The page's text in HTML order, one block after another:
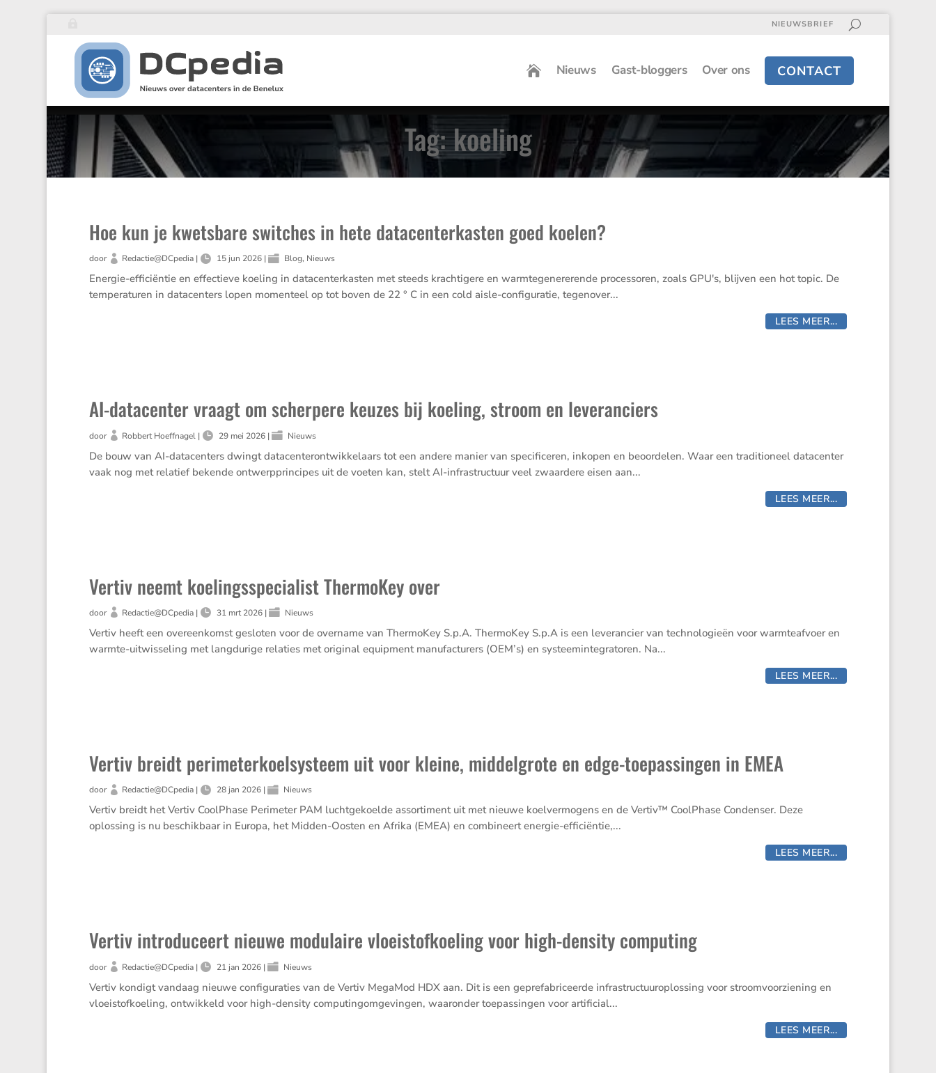
NIEUWSBRIEF
Nieuws Gast-bloggers Over ons CONTACT
Tag: koeling
Hoe kun je kwetsbare switches in hete datacenterkasten goed koelen?
door Redactie@DCpedia| 15 jun 2026| Blog, Nieuws
Energie-efficiëntie en effectieve koeling in datacenterkasten met steeds krachtigere en warmtegenererende processoren, zoals GPU's, blijven een hot topic. De
temperaturen in datacenters lopen momenteel op tot boven de 22 ° C in een cold aisle-configuratie, tegenover...
LEES MEER...
AI-datacenter vraagt om scherpere keuzes bij koeling, stroom en leveranciers
door Robbert Hoeffnagel| 29 mei 2026| Nieuws
De bouw van AI-datacenters dwingt datacenterontwikkelaars tot een andere manier van specificeren, inkopen en beoordelen. Waar een traditioneel datacenter
vaak nog met relatief bekende ontwerpprincipes uit de voeten kan, stelt AI-infrastructuur veel zwaardere eisen aan...
LEES MEER...
Vertiv neemt koelingsspecialist ThermoKey over
door Redactie@DCpedia| 31 mrt 2026| Nieuws
Vertiv heeft een overeenkomst gesloten voor de overname van ThermoKey S.p.A. ThermoKey S.p.A is een leverancier van technologieën voor warmteafvoer en
warmte-uitwisseling met langdurige relaties met original equipment manufacturers (OEM’s) en systeemintegratoren. Na...
LEES MEER...
Vertiv breidt perimeterkoelsysteem uit voor kleine, middelgrote en edge-toepassingen in EMEA
door Redactie@DCpedia| 28 jan 2026| Nieuws
Vertiv breidt het Vertiv CoolPhase Perimeter PAM luchtgekoelde assortiment uit met nieuwe koelvermogens en de Vertiv™ CoolPhase Condenser. Deze
oplossing is nu beschikbaar in Europa, het Midden-Oosten en Afrika (EMEA) en combineert energie-efficiëntie,...
LEES MEER...
Vertiv introduceert nieuwe modulaire vloeistofkoeling voor high-density computing
door Redactie@DCpedia| 21 jan 2026| Nieuws
Vertiv kondigt vandaag nieuwe configuraties van de Vertiv MegaMod HDX aan. Dit is een geprefabriceerde infrastructuuroplossing voor stroomvoorziening en
vloeistofkoeling, ontwikkeld voor high-density computingomgevingen, waaronder toepassingen voor artificial...
LEES MEER...